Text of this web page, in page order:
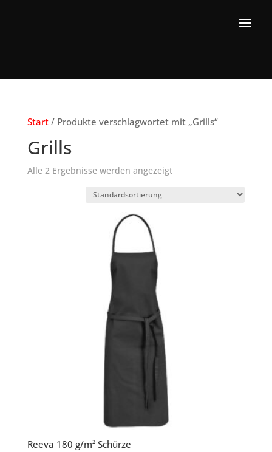
Start/ Produkte verschlagwortet mit „Grills“
Grills
Alle 2 Ergebnisse werden angezeigt
Reeva 180 g/m² Schürze